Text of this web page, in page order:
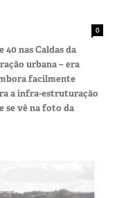
0
40 nas Caldas da
urbana – era
facilmente
a infra-estruturação
se vê na foto da